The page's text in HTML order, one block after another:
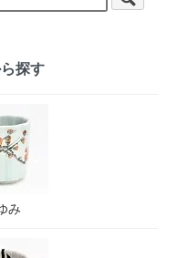
探す
み